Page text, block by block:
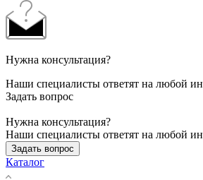
Нужна консультация?
Наши специалисты ответят на любой
Задать вопрос
Нужна консультация?
Наши специалисты ответят на любой
Задать вопрос
Каталог